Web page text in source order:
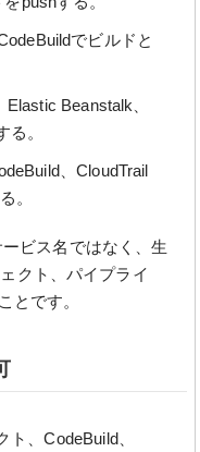
でビルドと
Beanstalk、
。
、CloudTrail
。
ビス名ではなく、生
クト、パイプライ
とです。
、CodeBuild、